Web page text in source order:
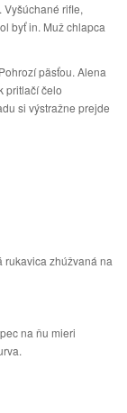
rifle,
byť in. Muž chlapca
päsťou. Alena
pritlačí čelo
si výstražne prejde
rukavica zhúžvaná na
na ňu mieri